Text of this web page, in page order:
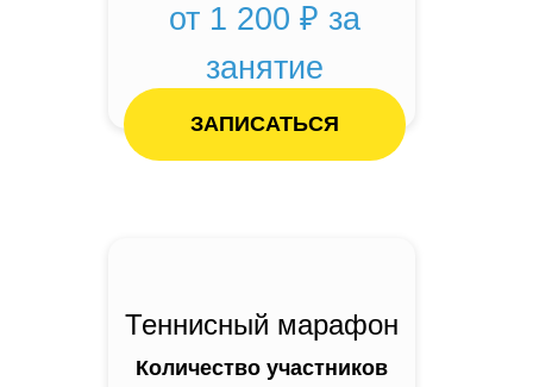
от 1 200 ₽ за
занятие
ЗАПИСАТЬСЯ
Теннисный марафон
Количество участников